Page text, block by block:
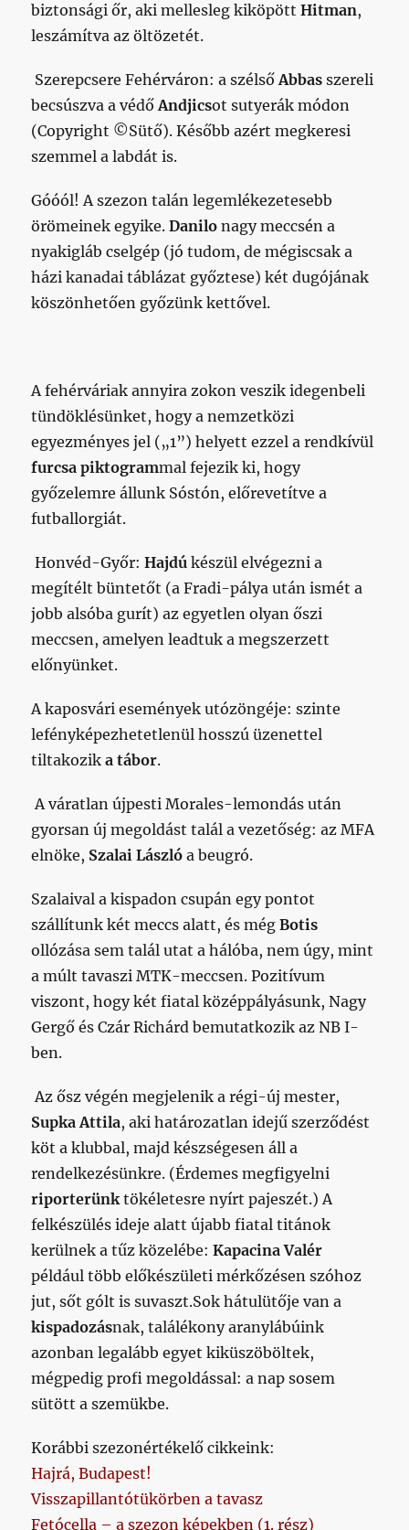
biztonsági őr, aki mellesleg kiköpöttHitman,
leszámítva az öltözetét.
Szerepcsere Fehérváron: a szélsőAbbas szereli
becsúszva a védőAndjicsot sutyerák módon
(Copyright ©Sütő). Később azért megkeresi
szemmel a labdát is.
Góóól! A szezon talán legemlékezetesebb
örömeinek egyike.Danilo nagy meccsén a
nyakigláb cselgép (jó tudom, de mégiscsak a
házi kanadai táblázat győztese) két dugójának
köszönhetően győzünk kettővel.
A fehérváriak annyira zokon veszik idegenbeli
tündöklésünket, hogy a nemzetközi
egyezményes jel („1”) helyett ezzel a rendkívül
furcsa piktogrammal fejezik ki, hogy
győzelemre állunk Sóstón, előrevetítve a
futballorgiát.
Honvéd-Győr:Hajdú készül elvégezni a
megítélt büntetőt (a Fradi-pálya után ismét a
jobb alsóba gurít) az egyetlen olyan őszi
meccsen, amelyen leadtuk a megszerzett
előnyünket.
A kaposvári események utózöngéje: szinte
lefényképezhetetlenül hosszú üzenettel
tiltakozika tábor.
A váratlan újpesti Morales-lemondás után
gyorsan új megoldást talál a vezetőség: az MFA
elnöke, Szalai László a beugró.
Szalaival a kispadon csupán egy pontot
szállítunk két meccs alatt, és mégBotis
ollózása sem talál utat a hálóba, nem úgy, mint
a múlt tavaszi MTK-meccsen. Pozitívum
viszont, hogy két fiatal középpályásunk, Nagy
Gergő és Czár Richárd bemutatkozik az NB I-
ben.
Az ősz végén megjelenik a régi-új mester,
Supka Attila, aki határozatlan idejű szerződést
köt a klubbal, majd készségesen áll a
rendelkezésünkre. (Érdemes megfigyelni
riporterünktökéletesre nyírt pajeszét.) A
felkészülés ideje alatt újabb fiatal titánok
kerülnek a tűz közelébe: Kapacina Valér
például több előkészületi mérkőzésen szóhoz
jut, sőt gólt is suvaszt.Sok hátulütője van a
kispadozásnak, találékony aranylábúink
azonban legalább egyet kiküszöböltek,
mégpedig profi megoldással: a nap sosem
sütött a szemükbe.
Korábbi szezonértékelő cikkeink:
Hajrá, Budapest!
Visszapillantótükörben a tavasz
Fetócella – a szezon képekben (1. rész)